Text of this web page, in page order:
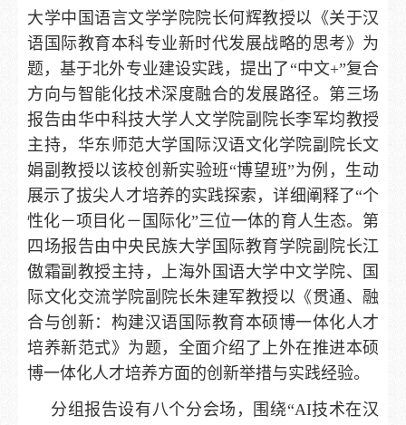
大学中国语言文学学院院长何辉教授以《关于汉
语国际教育本科专业新时代发展战略的思考》为
题，基于北外专业建设实践，提出了“中文+”复合
方向与智能化技术深度融合的发展路径。第三场
报告由华中科技大学人文学院副院长李军均教授
主持，华东师范大学国际汉语文化学院副院长文
娟副教授以该校创新实验班“博望班”为例，生动
展示了拔尖人才培养的实践探索，详细阐释了“个
性化－项目化－国际化”三位一体的育人生态。第
四场报告由中央民族大学国际教育学院副院长江
傲霜副教授主持，上海外国语大学中文学院、国
际文化交流学院副院长朱建军教授以《贯通、融
合与创新：构建汉语国际教育本硕博一体化人才
培养新范式》为题，全面介绍了上外在推进本硕
博一体化人才培养方面的创新举措与实践经验。
分组报告设有八个分会场，围绕“AI技术在汉